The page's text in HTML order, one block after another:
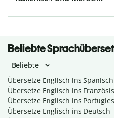
Beliebte
Beliebte
Übersetze Englisch ins Spanisch
Übersetze Englisch ins
Übersetze Englisch ins
Übersetze Englisch ins Deutsch